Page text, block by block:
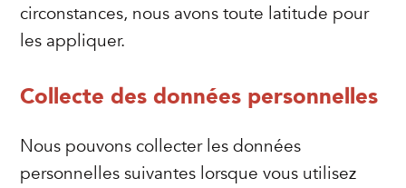
circonstances, nous avons toute latitude pour
les appliquer.
Collecte des données personnelles
Nous pouvons collecter les données
personnelles suivantes lorsque vous utilisez